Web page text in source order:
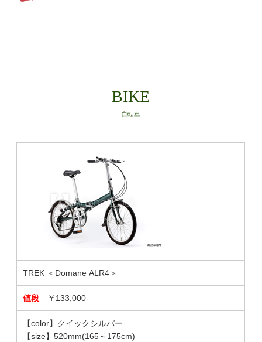
BIKE
自転車
TREK ＜Domane ALR4＞
値段 ￥133,000-
【color】クイックシルバー
【size】520mm(165～175cm)